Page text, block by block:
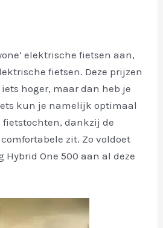
elektrische fietsen aan,
fietsen. Deze prijzen
hoger, maar dan heb je
kun je namelijk optimaal
dankzij de
zit. Zo voldoet
Hybrid One 500 aan al deze